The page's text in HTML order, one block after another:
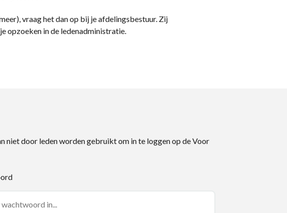
vraag het dan op bij je afdelingsbestuur. Zij
opzoeken in de ledenadministratie.
door leden worden gebruikt om in te loggen op de Voor